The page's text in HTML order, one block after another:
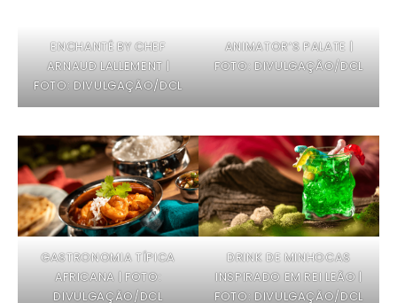
ENCHANTÉ BY CHEF
ARNAUD LALLEMENT |
FOTO: DIVULGAÇÃO/DCL
ANIMATOR’S PALATE |
FOTO: DIVULGAÇÃO/DCL
GASTRONOMIA TÍPICA
AFRICANA | FOTO:
DIVULGAÇÃO/DCL
DRINK DE MINHOCAS
INSPIRADO EM REI LEÃO |
FOTO: DIVULGAÇÃO/DCL